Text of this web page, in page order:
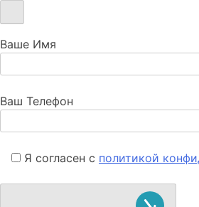
Ваше Имя
Ваш Телефон
Я согласен с политикой